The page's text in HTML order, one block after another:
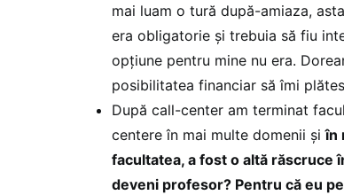
mai luam o tură după-amiaza,
era obligatorie și trebuia să fiu
opțiune pentru mine nu era.
posibilitatea financiar să îmi
După call-center am terminat
centere în mai multe domenii șiîn
facultatea, a fost o altă răscruce
deveni profesor? Pentru că eu